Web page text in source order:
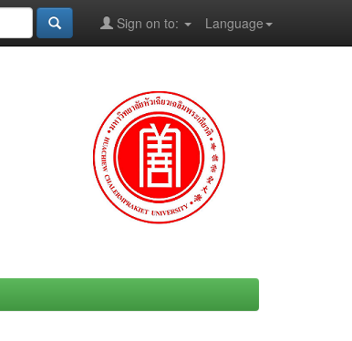
Language
Sign on to: